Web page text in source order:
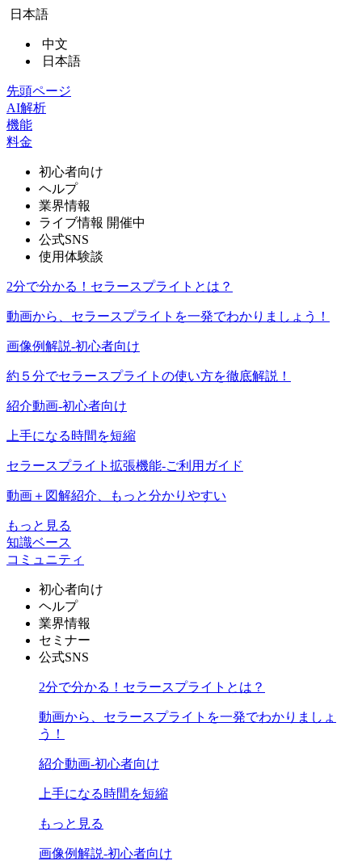
日本語
中文
日本語
先頭ページ
AI解析
機能
料金
初心者向け
ヘルプ
業界情報
ライブ情報 開催中
公式SNS
使用体験談
2分で分かる！セラースプライトとは？
動画から、セラースプライトを一発でわかりましょう！
画像例解説-初心者向け
約５分でセラースプライトの使い方を徹底解説！
紹介動画-初心者向け
上手になる時間を短縮
セラースプライト拡張機能-ご利用ガイド
動画＋図解紹介、もっと分かりやすい
もっと見る
知識ベース
コミュニティ
初心者向け
ヘルプ
業界情報
セミナー
公式SNS
2分で分かる！セラースプライトとは？
動画から、セラースプライトを一発でわかりましょ
う！
紹介動画-初心者向け
上手になる時間を短縮
もっと見る
画像例解説-初心者向け